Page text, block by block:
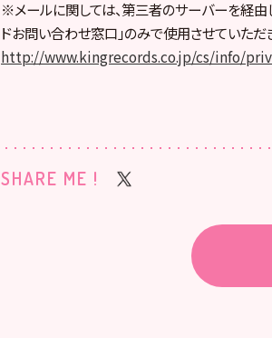
※メールに関しては、第三者のサーバーを経由
ドお問い合わせ窓口」のみで使用させていた
http://www.kingrecords.co.jp/cs/info/
SHARE ME !